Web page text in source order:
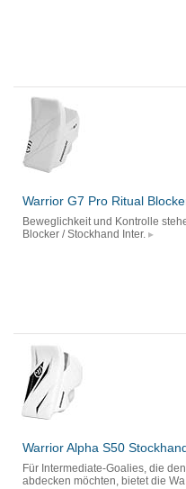
Warrior G7 Pro Ritual
Beweglichkeit und Kontrolle
Blocker / Stockhand Inter.
Warrior Alpha S50
Für Intermediate-Goalies, die
abdecken möchten, bietet die